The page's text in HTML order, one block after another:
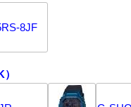
8JF